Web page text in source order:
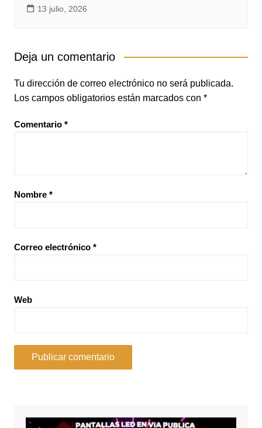
13 julio, 2026
Deja un comentario
Tu dirección de correo electrónico no será publicada.
Los campos obligatorios están marcados con *
Comentario *
Nombre *
Correo electrónico *
Web